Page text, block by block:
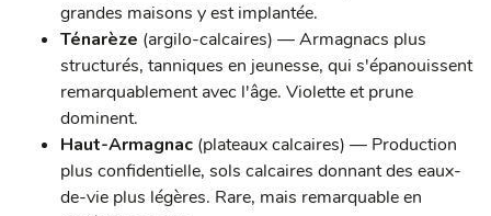
grandes maisons y est implantée.
Ténarèze (argilo-calcaires) — Armagnacs plus
structurés, tanniques en jeunesse, qui s'épanouissent
remarquablement avec l'âge. Violette et prune
dominent.
Haut-Armagnac (plateaux calcaires) — Production
plus confidentielle, sols calcaires donnant des eaux-
de-vie plus légères. Rare, mais remarquable en